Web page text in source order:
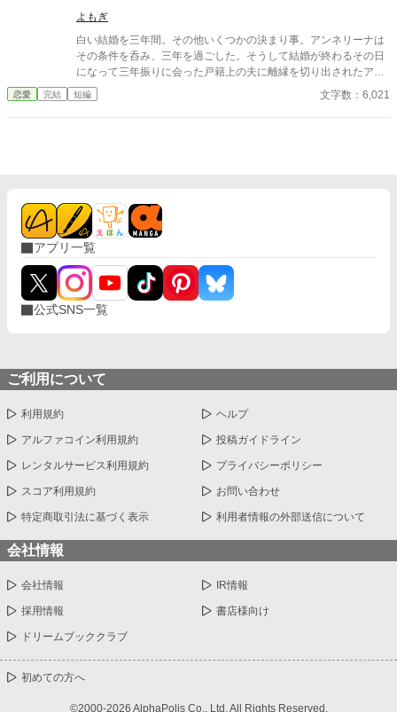
よもぎ
白い結婚を三年間。その他いくつかの決まり事。アンネリーナは
その条件を呑み、三年を過ごした。そうして結婚が終わるその日
になって三年振りに会った戸籍上の夫に離縁を切り出されたアン
ネリーナは言う。追加の慰謝料を頂きます――
恋愛 完結 短編 文字数：6,021
アプリ一覧
公式SNS一覧
ご利用について
利用規約 ヘルプ
アルファコイン利用規約 投稿ガイドライン
レンタルサービス利用規約 プライバシーポリシー
スコア利用規約 お問い合わせ
特定商取引法に基づく表示 利用者情報の外部送信について
会社情報
会社情報 IR情報
採用情報 書店様向け
ドリームブッククラブ
初めての方へ
©2000-2026 AlphaPolis Co., Ltd. All Rights Reserved.